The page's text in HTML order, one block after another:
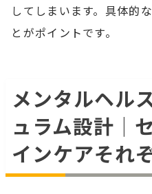
してしまいます。具体的
とがポイントです。
メンタルヘル
ュラム設計｜
インケアそれ